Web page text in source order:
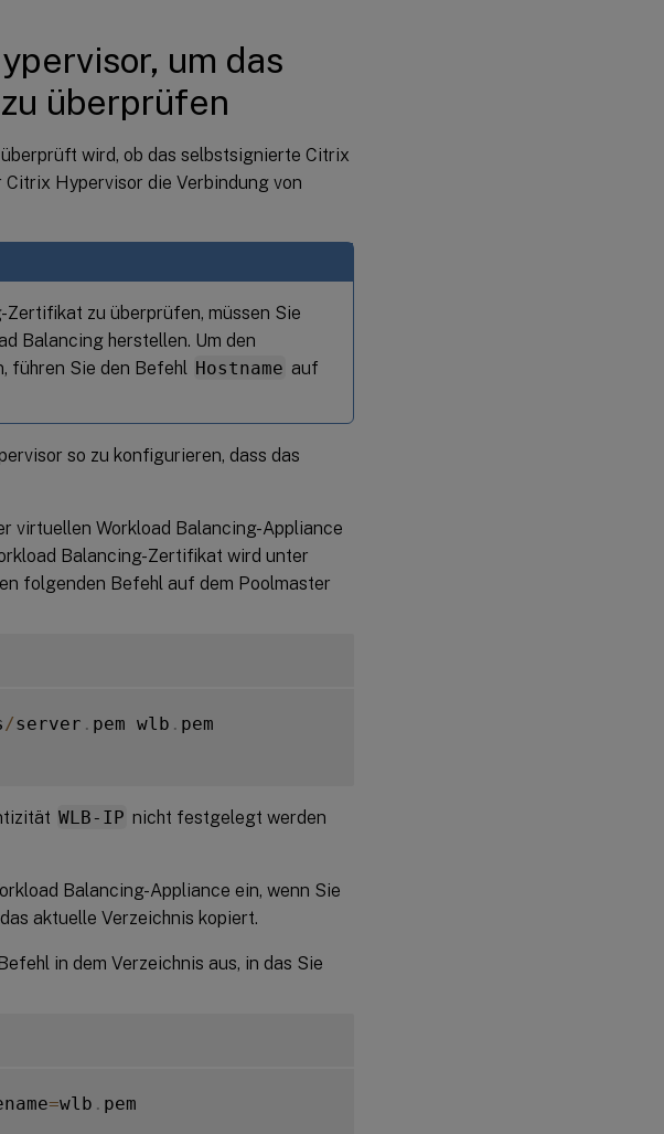
um das
überprüfen
wird, ob das selbstsignierte Citrix
Hypervisor die Verbindung von
zu überprüfen, müssen Sie
Balancing herstellen. Um den
führen Sie den Befehl Hostname auf
so zu konfigurieren, dass das
virtuellen Workload Balancing-Appliance
Balancing-Zertifikat wird unter
folgenden Befehl auf dem Poolmaster
/server . pem wlb . pem
WLB-IP nicht festgelegt werden
Balancing-Appliance ein, wenn Sie
aktuelle Verzeichnis kopiert.
in dem Verzeichnis aus, in das Sie
=wlb . pem